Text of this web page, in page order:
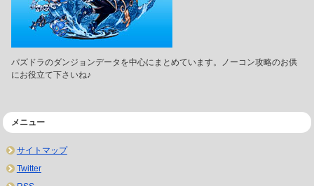
パズドラのダンジョンデータを中心にまとめています。ノーコン攻略のお供
にお役立て下さいね♪
メニュー
サイトマップ
Twitter